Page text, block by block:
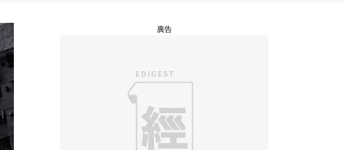
廣告